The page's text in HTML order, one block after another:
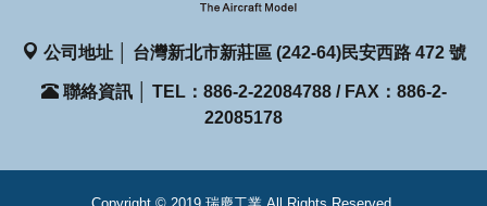
公司地址 │ 台灣新北市新莊區 (242-64)民安西路 472 號
聯絡資訊 │ TEL：886-2-22084788 / FAX：886-2-
22085178